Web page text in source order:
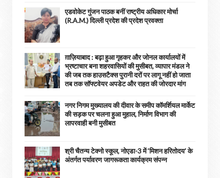
एडवोकेट गुंजन पाठक बनीं राष्ट्रीय अधिकार मोर्चा
(R.A.M.) दिल्ली प्रदेश की प्रदेश प्रवक्ता
ग़ाज़ियाबाद : बढ़ा हुआ गृहकर और जोनल कार्यालयों में
भ्रष्टाचार बना शहरवासियों की मुसीबत, व्यापार मंडल ने
की जब तक हाउसटैक्स पुरानी दरों पर लागू नहीं हो जाता
तब तक सॉफ्टवेयर अपडेट और राहत की जोरदार मांग
नगर निगम मुख्यालय की दीवार के समीप कॉमर्शियल मार्केट
की सड़क पर चलना हुआ मुहाल, निर्माण विभाग की
लापरवाही बनी मुसीबत
श्री चैतन्य टेक्नो स्कूल, नोएडा-3 में ‘मिशन हरितोदय’ के
अंतर्गत पर्यावरण जागरूकता कार्यक्रम संपन्न